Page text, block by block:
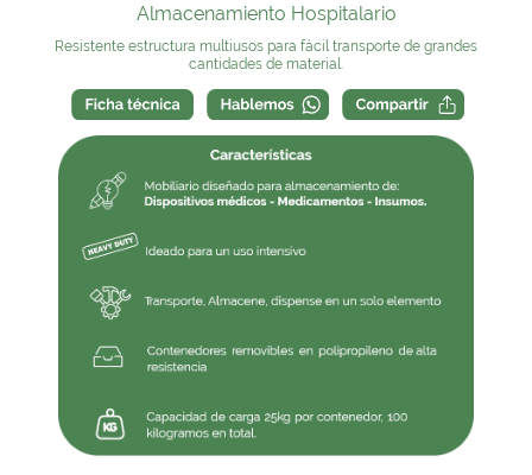
Resistente estructura multiusos para fácil transporte de grandes
cantidades de material.
Almacenamiento Hospitalario